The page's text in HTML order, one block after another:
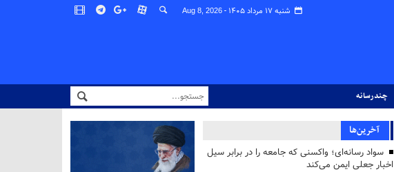
شنبه ۱۷ مرداد ۱۴۰۵ - Aug 8, 2026
چندرسانه
آخرین‌ها
سواد رسانه‌ای؛ واکسنی که جامعه را در برابر سیل
اخبار جعلی ایمن می‌کند